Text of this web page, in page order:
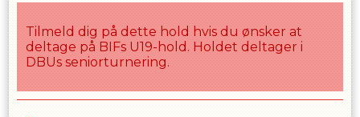
Tilmeld dig på dette hold hvis du ønsker at
deltage på BIFs U19-hold. Holdet deltager i
DBUs seniorturnering.